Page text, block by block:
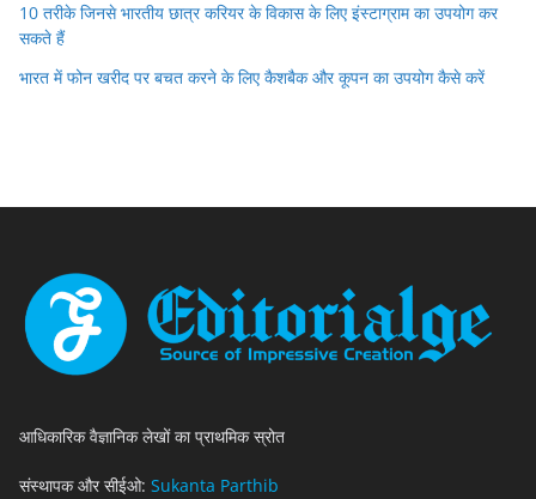
10 तरीके जिनसे भारतीय छात्र करियर के विकास के लिए इंस्टाग्राम का उपयोग कर
सकते हैं
भारत में फोन खरीद पर बचत करने के लिए कैशबैक और कूपन का उपयोग कैसे करें
आधिकारिक वैज्ञानिक लेखों का प्राथमिक स्रोत
संस्थापक और सीईओ: Sukanta Parthib